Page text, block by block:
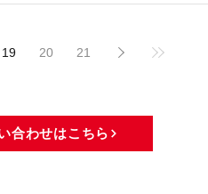
19 20 21
合わせはこちら